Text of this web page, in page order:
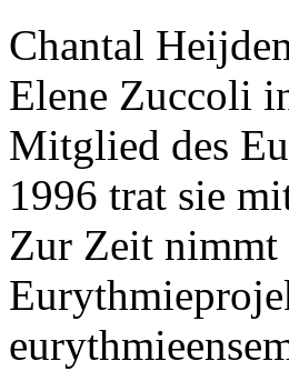
Chantal
Elene Zuccoli
Mitglied des
1996 trat sie
Zur Zeit nimmt